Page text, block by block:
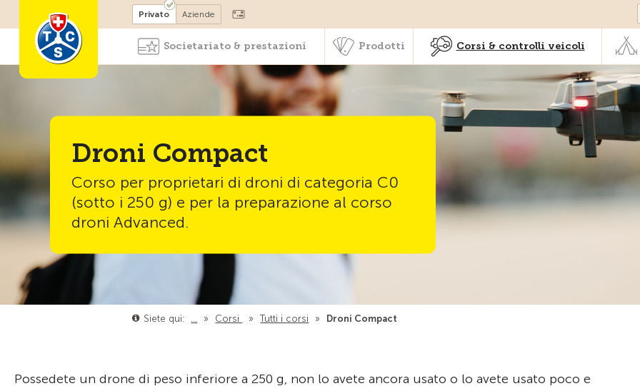
Diventare socio Corsi & controlli
Privato Aziende
Societariato & prestazioni Prodotti Corsi & controlli veicoli
Droni Compact
Corso per proprietari di droni di categoria C0
(sotto i 250 g) e per la preparazione al corso
droni Advanced.
Siete qui: … » Corsi » Tutti i corsi » Droni Compact
Possedete un drone di peso inferiore a 250 g, non lo avete ancora usato o lo avete usato poco e